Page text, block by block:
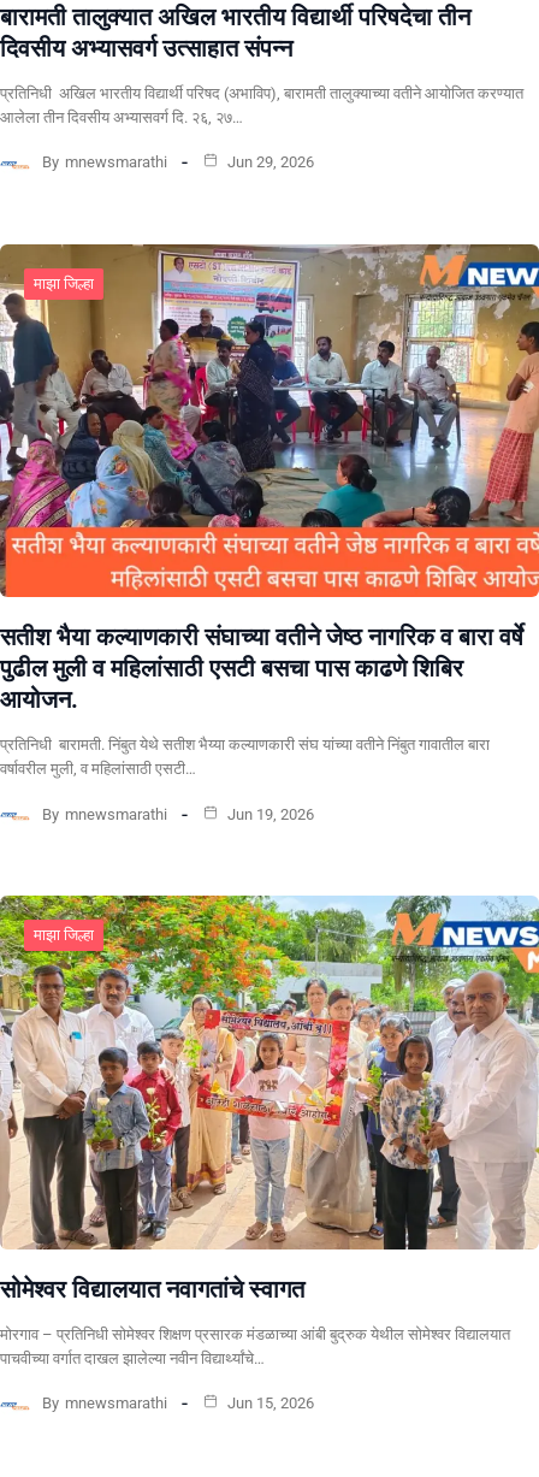
बारामती तालुक्यात अखिल भारतीय विद्यार्थी परिषदेचा तीन
दिवसीय अभ्यासवर्ग उत्साहात संपन्न
प्रतिनिधी अखिल भारतीय विद्यार्थी परिषद (अभाविप), बारामती तालुक्याच्या वतीने आयोजित करण्यात
आलेला तीन दिवसीय अभ्यासवर्ग दि. २६, २७…
By mnewsmarathi Jun 29, 2026
माझा जिल्हा
सतीश भैया कल्याणकारी संघाच्या वतीने जेष्ठ नागरिक व बारा वर्षे
पुढील मुली व महिलांसाठी एसटी बसचा पास काढणे शिबिर
आयोजन.
प्रतिनिधी बारामती. निंबुत येथे सतीश भैय्या कल्याणकारी संघ यांच्या वतीने निंबुत गावातील बारा
वर्षावरील मुली, व महिलांसाठी एसटी…
By mnewsmarathi Jun 19, 2026
माझा जिल्हा
सोमेश्वर विद्यालयात नवागतांचे स्वागत
मोरगाव – प्रतिनिधी सोमेश्वर शिक्षण प्रसारक मंडळाच्या आंबी बुद्रुक येथील सोमेश्वर विद्यालयात
पाचवीच्या वर्गात दाखल झालेल्या नवीन विद्यार्थ्यांचे…
By mnewsmarathi Jun 15, 2026